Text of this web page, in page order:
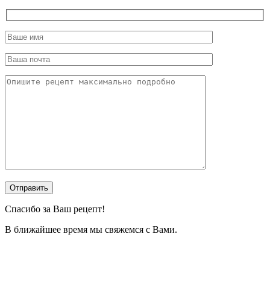
Спасибо за Ваш рецепт!
В ближайшее время мы свяжемся с Вами.